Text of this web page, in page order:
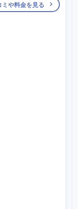
ミや料金を見る